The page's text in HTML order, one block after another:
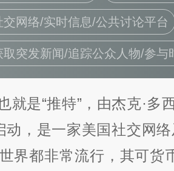
交网络/实时信息/公共讨论平台
取突发新闻/追踪公众人物/参与
就是“推特”，由杰克·多
动，是一家美国社交网
界都非常流行，其可货